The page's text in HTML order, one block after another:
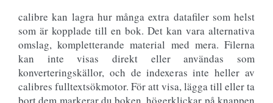
calibre kan lagra hur många extra datafiler som helst
som är kopplade till en bok. Det kan vara alternativa
omslag, kompletterande material med mera. Filerna
kan inte visas direkt eller användas som
konverteringskällor, och de indexeras inte heller av
calibres fulltextsökmotor. För att visa, lägga till eller ta
bort dem markerar du boken, högerklickar på knappen